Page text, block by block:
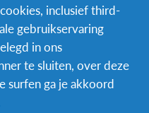
Messenger
inclusief third-
gebruikservaring
in ons
te sluiten, over deze
surfen ga je akkoord